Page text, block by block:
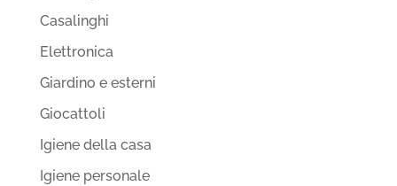
Casalinghi
Elettronica
Giardino e esterni
Giocattoli
Igiene della casa
Igiene personale